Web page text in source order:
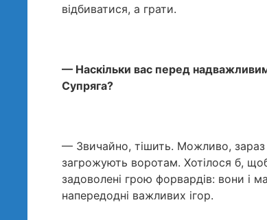
відбиватися, а грати.
— Наскільки вас перед
Супряга?
— Звичайно, тішить. Можливо,
загрожують воротам. Хотілося б,
задоволені грою форвардів: вони і
напередодні важливих ігор.